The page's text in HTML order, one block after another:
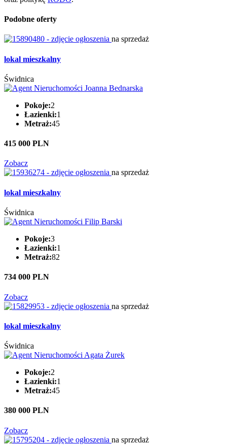
Podobne oferty
na sprzedaż
lokal mieszkalny
Świdnica
Pokoje:2
Łazienki:1
Metraż:45
415 000 PLN
Zobacz
na sprzedaż
lokal mieszkalny
Świdnica
Pokoje:3
Łazienki:1
Metraż:82
734 000 PLN
Zobacz
na sprzedaż
lokal mieszkalny
Świdnica
Pokoje:2
Łazienki:1
Metraż:45
380 000 PLN
Zobacz
na sprzedaż